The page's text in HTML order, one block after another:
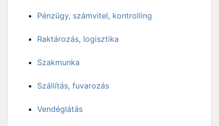
Pénzügy, számvitel, kontrolling
Raktározás, logisztika
Szakmunka
Szállítás, fuvarozás
Vendéglátás